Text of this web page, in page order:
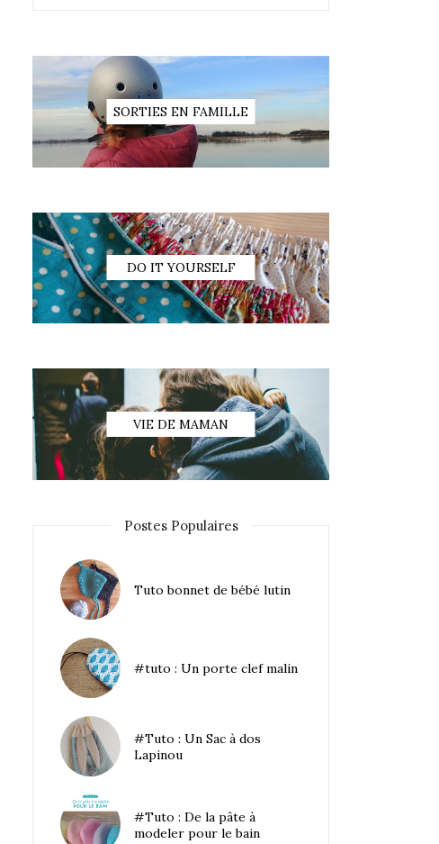
SORTIES EN FAMILLE
DO IT YOURSELF
VIE DE MAMAN
Postes Populaires
Tuto bonnet de bébé lutin
#tuto : Un porte clef malin
#Tuto : Un Sac à dos
Lapinou
#Tuto : De la pâte à
modeler pour le bain